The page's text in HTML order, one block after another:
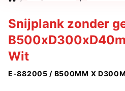
Snijplank zonder
Wit
E-882005 / B500MM X